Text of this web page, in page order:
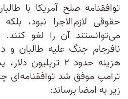
توافقنامه صلح آمریکا با
حقوقی لازم‌الاجرا نبود،
می‌توانستند آن را لغو کنند.
نافرجام جنگ علیه طالبان و
ترامپ موفق شد توافقنامه‌ای
زیر به امضا برساند: